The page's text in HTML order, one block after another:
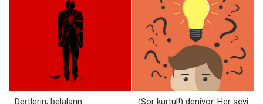
Dertlerin, belaların
(Sor kurtul!) deniyor. Her şeyi